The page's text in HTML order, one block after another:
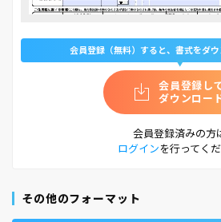
会員登録（無料）すると、書式をダ
会員登録し
ダウンロー
会員登録済みの方
ログインを行ってく
その他のフォーマット